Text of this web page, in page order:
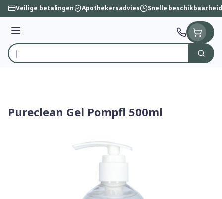
Ga naar de inhoud
Veilige betalingen Apothekersadvies Snelle beschikbaarheid
Menu
Product, merk, categorie...
Zoek
Pureclean Gel Pompfl 500ml